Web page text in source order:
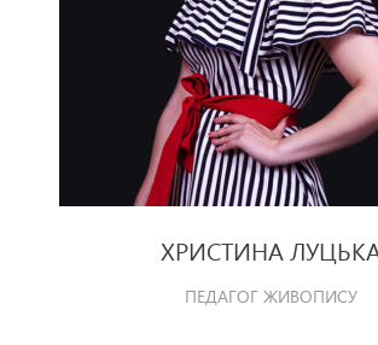
ХРИСТИНА
ПЕДАГОГ ЖИВОПИСУ